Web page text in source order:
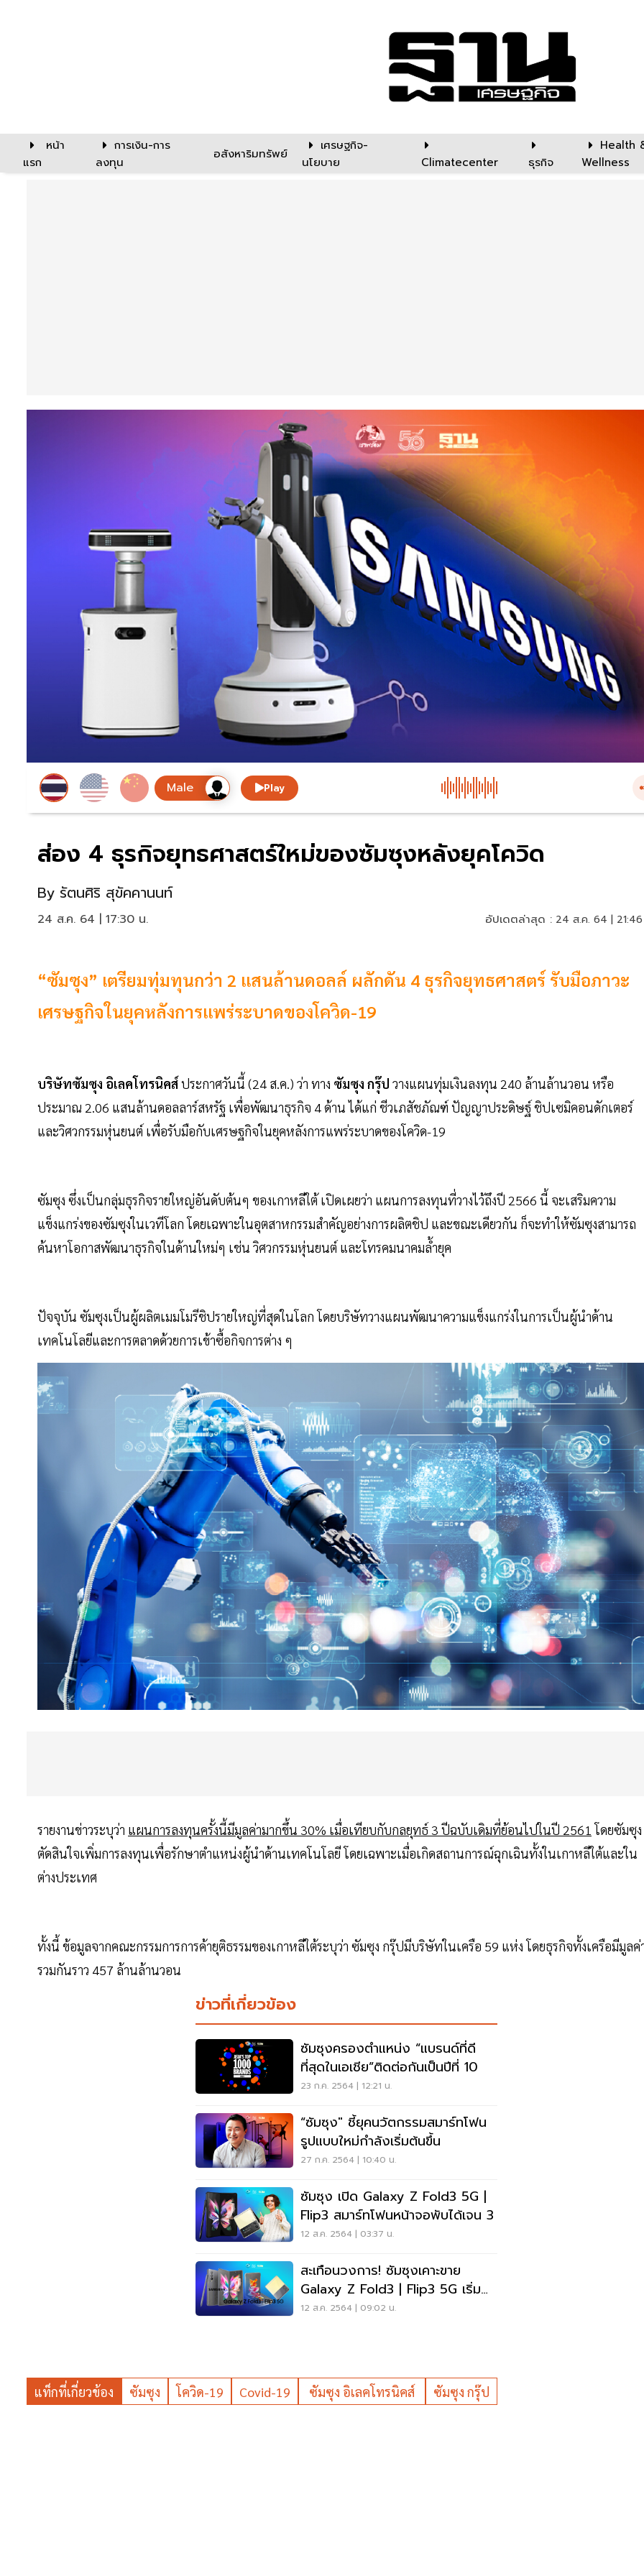
หน้า
แรก
การเงิน-การ
ลงทุน
อสังหาริมทรัพย์
เศรษฐกิจ-
นโยบาย
Climatecenter ธุรกิจ
Health
Wellness
Play
ส่อง 4 ธุรกิจยุทธศาสตร์ใหม่ของซัมซุงหลังยุคโควิด
By รัตนศิริ สุขัคคานนท์
24 ส.ค. 64 | 17:30 น. อัปเดตล่าสุด : 24 ส.ค. 64 |
“ซัมซุง” เตรียมทุ่มทุนกว่า 2 แสนล้านดอลล์ ผลักดัน 4 ธุรกิจยุทธศาสตร์ รับมือภาวะ
เศรษฐกิจในยุคหลังการแพร่ระบาดของโควิด-19
บริษัทซัมซุง อิเลคโทรนิคส์ประกาศวันนี้ (24 ส.ค.) ว่า ทาง ซัมซุง กรุ๊ป วางแผนทุ่มเงินลงทุน 240 ล้านล้านวอน หรือ
ประมาณ 2.06 แสนล้านดอลลาร์สหรัฐ เพื่อพัฒนาธุรกิจ 4 ด้าน ได้แก่ ชีวเภสัชภัณฑ์ ปัญญาประดิษฐ์ ชิปเซมิคอนดักเตอร์
และวิศวกรรมหุ่นยนต์ เพื่อรับมือกับเศรษฐกิจในยุคหลังการแพร่ระบาดของโควิด-19
ซัมซุง ซึ่งเป็นกลุ่มธุรกิจรายใหญ่อันดับต้นๆ ของเกาหลีใต้ เปิดเผยว่า แผนการลงทุนที่วางไว้ถึงปี 2566 นี้ จะเสริมความ
แข็งแกร่งของซัมซุงในเวทีโลก โดยเฉพาะในอุตสาหกรรมสำคัญอย่างการผลิตชิป และขณะเดียวกัน ก็จะทำให้ซัมซุงสามารถ
ค้นหาโอกาสพัฒนาธุรกิจในด้านใหม่ๆ เช่น วิศวกรรมหุ่นยนต์ และโทรคมนาคมล้ำยุค
ปัจจุบัน ซัมซุงเป็นผู้ผลิตเมมโมรีชิปรายใหญ่ที่สุดในโลก โดยบริษัทวางแผนพัฒนาความแข็งแกร่งในการเป็นผู้นำด้าน
เทคโนโลยีและการตลาดด้วยการเข้าซื้อกิจการต่าง ๆ
รายงานข่าวระบุว่า แผนการลงทุนครั้งนี้มีมูลค่ามากขึ้น 30% เมื่อเทียบกับกลยุทธ์ 3 ปีฉบับเดิมที่ย้อนไปในปี 2561 โดยซัมซุง
ตัดสินใจเพิ่มการลงทุนเพื่อรักษาตำแหน่งผู้นำด้านเทคโนโลยี โดยเฉพาะเมื่อเกิดสถานการณ์ฉุกเฉินทั้งในเกาหลีใต้และใน
ต่างประเทศ
ทั้งนี้ ข้อมูลจากคณะกรรมการการค้ายุติธรรมของเกาหลีใต้ระบุว่า ซัมซุง กรุ๊ปมีบริษัทในเครือ 59 แห่ง โดยธุรกิจทั้งเครือมีมูลค่
รวมกันราว 457 ล้านล้านวอน
ข่าวที่เกี่ยวข้อง
ซัมซุงครองตำแหน่ง “แบรนด์ที่ดี
ที่สุดในเอเชีย”ติดต่อกันเป็นปีที่ 10
23 ก.ค. 2564 | 12:21 น.
“ซัมซุง" ชี้ยุคนวัตกรรมสมาร์ทโฟน
รูปแบบใหม่กำลังเริ่มต้นขึ้น
27 ก.ค. 2564 | 10:40 น.
ซัมซุง เปิด Galaxy Z Fold3 5G |
Flip3 สมาร์ทโฟนหน้าจอพับได้เจน 3
12 ส.ค. 2564 | 03:37 น.
สะเทือนวงการ! ซัมซุงเคาะขาย
Galaxy Z Fold3 | Flip3 5G เริ่ม
ต้น 34,900 บาท
12 ส.ค. 2564 | 09:02 น.
แท็กที่เกี่ยวข้อง ซัมซุง โควิด-19 Covid-19 ซัมซุง อิเลคโทรนิคส์ ซัมซุง กรุ๊ป